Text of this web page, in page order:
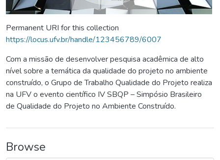
Permanent URI for this collection
https://locus.ufv.br/handle/123456789/6007
Com a missão de desenvolver pesquisa acadêmica de alto
nível sobre a temática da qualidade do projeto no ambiente
construído, o Grupo de Trabalho Qualidade do Projeto realiza
na UFV o evento científico IV SBQP – Simpósio Brasileiro
de Qualidade do Projeto no Ambiente Construído.
Browse